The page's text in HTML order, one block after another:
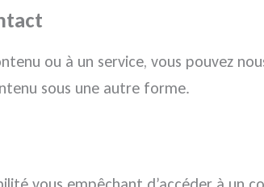
ou à un service, vous pouvez
sous une autre forme.